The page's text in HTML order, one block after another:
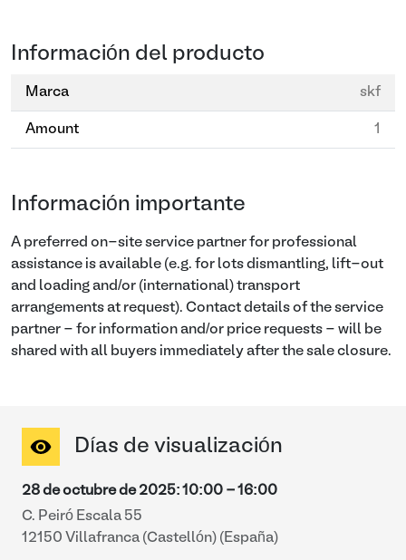
Información del producto
Marca skf
Amount 1
Información importante
A preferred on-site service partner for professional
assistance is available (e.g. for lots dismantling, lift-out
and loading and/or (international) transport
arrangements at request). Contact details of the service
partner - for information and/or price requests - will be
shared with all buyers immediately after the sale closure.
Días de visualización
28 de octubre de 2025: 10:00 - 16:00
C. Peiró Escala 55
12150 Villafranca (Castellón) (España)